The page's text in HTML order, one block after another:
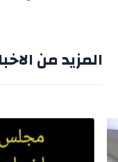
المزيد من